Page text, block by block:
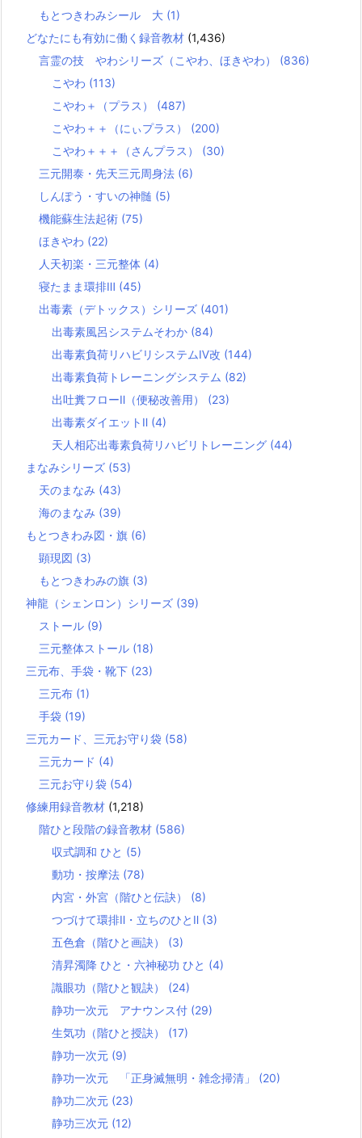
もとつきわみシール 大 (1)
どなたにも有効に働く録音教材 (1,436)
言霊の技 やわシリーズ（こやわ、ほきやわ） (836)
こやわ (113)
こやわ＋（プラス） (487)
こやわ＋＋（にぃプラス） (200)
こやわ＋＋＋（さんプラス） (30)
三元開泰・先天三元周身法 (6)
しんぽう・すいの神髄 (5)
機能蘇生法起術 (75)
ほきやわ (22)
人天初楽・三元整体 (4)
寝たまま環排Ⅲ (45)
出毒素（デトックス）シリーズ (401)
出毒素風呂システムそわか (84)
出毒素負荷リハビリシステムⅣ改 (144)
出毒素負荷トレーニングシステム (82)
出吐糞フローⅡ（便秘改善用） (23)
出毒素ダイエットⅡ (4)
天人相応出毒素負荷リハビリトレーニング (44)
まなみシリーズ (53)
天のまなみ (43)
海のまなみ (39)
もとつきわみ図・旗 (6)
顕現図 (3)
もとつきわみの旗 (3)
神龍（シェンロン）シリーズ (39)
ストール (9)
三元整体ストール (18)
三元布、手袋・靴下 (23)
三元布 (1)
手袋 (19)
三元カード、三元お守り袋 (58)
三元カード (4)
三元お守り袋 (54)
修練用録音教材 (1,218)
階ひと段階の録音教材 (586)
収式調和 ひと (5)
動功・按摩法 (78)
内宮・外宮（階ひと伝訣） (8)
つづけて環排Ⅱ・立ちのひとⅡ (3)
五色倉（階ひと画訣） (3)
清昇濁降 ひと・六神秘功 ひと (4)
識眼功（階ひと観訣） (24)
静功一次元 アナウンス付 (29)
生気功（階ひと授訣） (17)
静功一次元 (9)
静功一次元 「正身滅無明・雑念掃清」 (20)
静功二次元 (23)
静功三次元 (12)